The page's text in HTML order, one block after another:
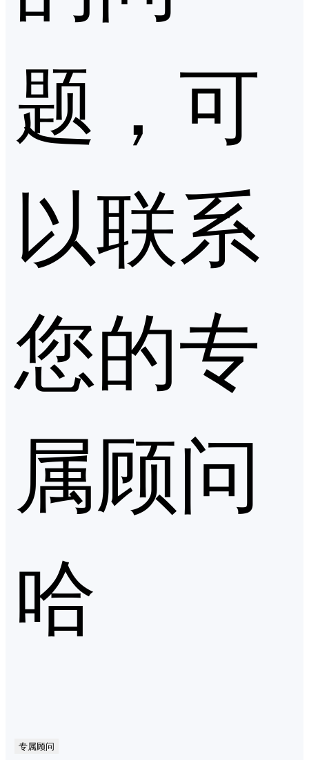
题，可
以联系
您的专
属顾问
哈
专属顾问